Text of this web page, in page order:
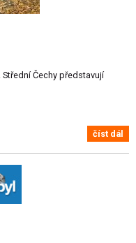
Čechy představují
číst dál